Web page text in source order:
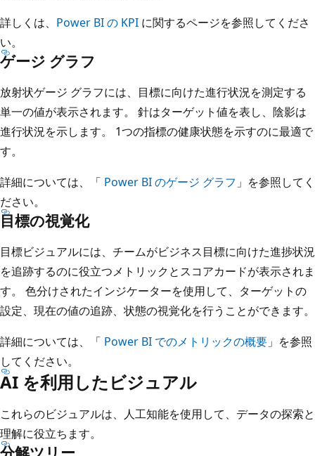
詳しくは、 Power BI の KPI に関するページを参照してくださ
い。
ゲージ グラフ
放射状ゲージ グラフには、目標に向けた進行状況を測定する
単一の値が表示されます。 針はターゲット値を表し、陰影は
進行状況を示します。 1つの指標の健康状態を示すのに最適で
す。
詳細については、「 Power BI のゲージ グラフ 」を参照してく
ださい。
目標の視覚化
目標ビジュアルには、チームがビジネス目標に向けた進捗状況
を追跡するのに役立つメトリックとスコアカードが表示されま
す。 色分けされたインジケーターを使用して、ターゲットの
設定、現在の値の追跡、状態の視覚化を行うことができます。
詳細については、「 Power BI でのメトリックの概要 」を参照
してください。
AI を利用したビジュアル
これらのビジュアルは、人工知能を使用して、データの探索と
理解に役立ちます。